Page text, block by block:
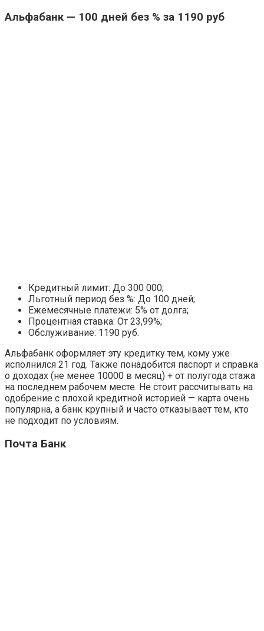
Альфабанк — 100 дней без % за 1190 руб
Кредитный лимит: До 300 000;
Льготный период без %: До 100 дней;
Ежемесячные платежи: 5% от долга;
Процентная ставка: От 23,99%;
Обслуживание: 1190 руб.
Альфабанк оформляет эту кредитку тем, кому уже
исполнился 21 год. Также понадобится паспорт и справка
о доходах (не менее 10000 в месяц) + от полугода стажа
на последнем рабочем месте. Не стоит рассчитывать на
одобрение с плохой кредитной историей — карта очень
популярна, а банк крупный и часто отказывает тем, кто
не подходит по условиям.
Почта Банк